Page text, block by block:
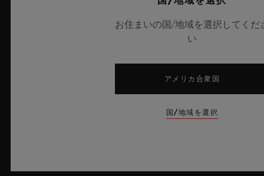
プライバシー
お住まいの国/地域を選択してくだ
い
アメリカ合衆国
国/地域を選択